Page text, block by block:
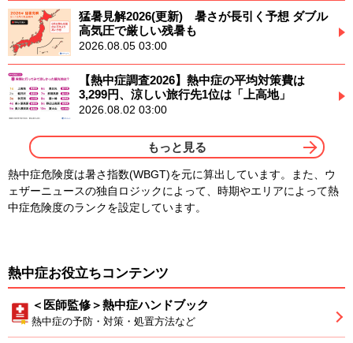
猛暑見解2026(更新) 暑さが長引く予想 ダブル
高気圧で厳しい残暑も
2026.08.05 03:00
【熱中症調査2026】熱中症の平均対策費は
3,299円、涼しい旅行先1位は「上高地」
2026.08.02 03:00
もっと見る
熱中症危険度は暑さ指数(WBGT)を元に算出しています。また、ウ
ェザーニュースの独自ロジックによって、時期やエリアによって熱
中症危険度のランクを設定しています。
熱中症お役立ちコンテンツ
＜医師監修＞熱中症ハンドブック
熱中症の予防・対策・処置方法など